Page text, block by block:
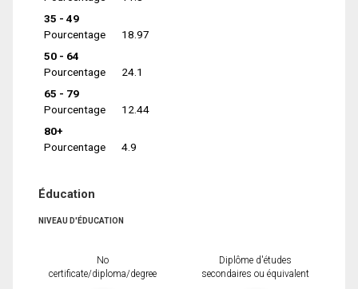
35 - 49
Pourcentage
18.97
50 - 64
Pourcentage
24.1
65 - 79
Pourcentage
12.44
80+
Pourcentage
4.9
Éducation
NIVEAU D'ÉDUCATION
No
certificate/diploma/degree
Diplôme d'études
secondaires ou équivalent